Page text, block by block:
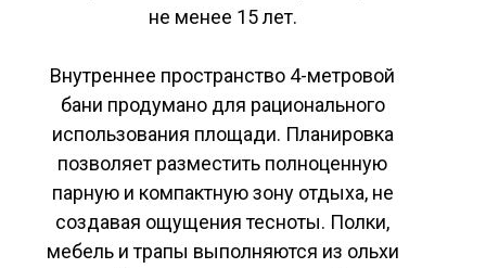
не менее 15 лет.
Внутреннее пространство 4-метровой
бани продумано для рационального
использования площади. Планировка
позволяет разместить полноценную
парную и компактную зону отдыха, не
создавая ощущения тесноты. Полки,
мебель и трапы выполняются из ольхи